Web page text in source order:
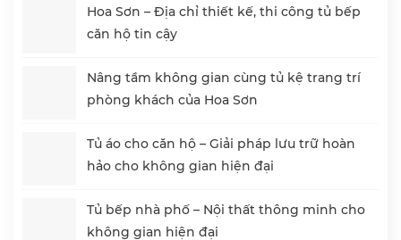
Hoa Sơn – Địa chỉ thiết kế, thi công tủ bếp
căn hộ tin cậy
Nâng tầm không gian cùng tủ kệ trang trí
phòng khách của Hoa Sơn
Tủ áo cho căn hộ – Giải pháp lưu trữ hoàn
hảo cho không gian hiện đại
Tủ bếp nhà phố – Nội thất thông minh cho
không gian hiện đại